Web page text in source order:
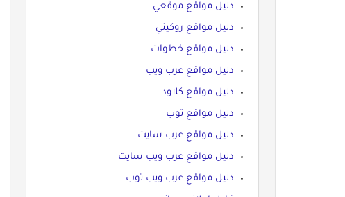
دليل مواقع موقعي
دليل مواقع روكيني
دليل مواقع خطوات
دليل مواقع عرب ويب
دليل مواقع كلاود
دليل مواقع توب
دليل مواقع عرب سايت
دليل مواقع عرب ويب سايت
دليل مواقع عرب ويب توب